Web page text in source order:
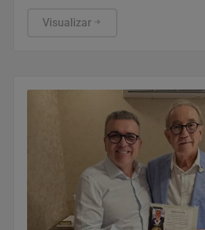
uma live especial sobre a entidade
Visualizar